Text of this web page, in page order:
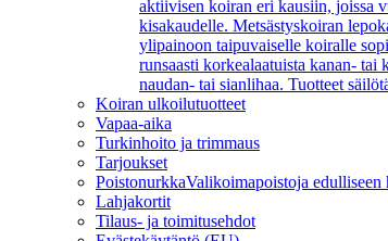
aktiivisen koiran eri kausiin, joissa
kisakaudelle. Metsästyskoiran
ylipainoon taipuvaiselle koiralle
runsaasti korkealaatuista kanan-
naudan- tai sianlihaa. Tuotteet
Koiran ulkoilutuotteet
Vapaa-aika
Turkinhoito ja trimmaus
Tarjoukset
PoistonurkkaValikoimapoistoja edulliseen
Lahjakortit
Tilaus- ja toimitusehdot